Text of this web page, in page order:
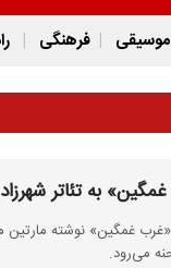
موسیقی فرهنگی
به تئاتر
غمگین» نوشته مارتین
می‌رود.